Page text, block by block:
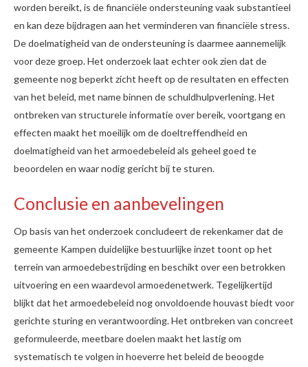
worden bereikt, is de financiële ondersteuning vaak substantieel
en kan deze bijdragen aan het verminderen van financiële stress.
De doelmatigheid van de ondersteuning is daarmee aannemelijk
voor deze groep. Het onderzoek laat echter ook zien dat de
gemeente nog beperkt zicht heeft op de resultaten en effecten
van het beleid, met name binnen de schuldhulpverlening. Het
ontbreken van structurele informatie over bereik, voortgang en
effecten maakt het moeilijk om de doeltreffendheid en
doelmatigheid van het armoedebeleid als geheel goed te
beoordelen en waar nodig gericht bij te sturen.
Conclusie en aanbevelingen
Op basis van het onderzoek concludeert de rekenkamer dat de
gemeente Kampen duidelijke bestuurlijke inzet toont op het
terrein van armoedebestrijding en beschikt over een betrokken
uitvoering en een waardevol armoedenetwerk. Tegelijkertijd
blijkt dat het armoedebeleid nog onvoldoende houvast biedt voor
gerichte sturing en verantwoording. Het ontbreken van concreet
geformuleerde, meetbare doelen maakt het lastig om
systematisch te volgen in hoeverre het beleid de beoogde